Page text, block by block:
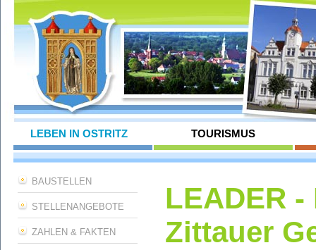
LEBEN IN OSTRITZ TOURISMUS
BAUSTELLEN
STELLENANGEBOTE
ZAHLEN & FAKTEN
LEADER
Zittauer